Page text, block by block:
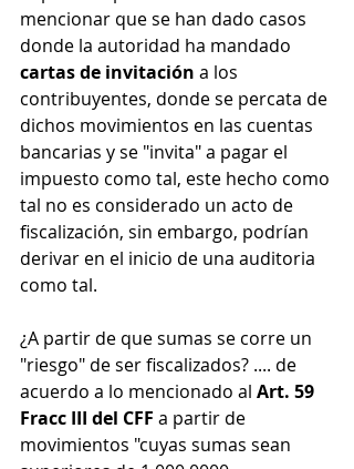
mencionar que se han dado casos
donde la autoridad ha mandado
cartas de invitación a los
contribuyentes, donde se percata de
dichos movimientos en las cuentas
bancarias y se "invita" a pagar el
impuesto como tal, este hecho como
tal no es considerado un acto de
fiscalización, sin embargo, podrían
derivar en el inicio de una auditoria
como tal.
¿A partir de que sumas se corre un
"riesgo" de ser fiscalizados? .... de
acuerdo a lo mencionado al Art. 59
Fracc III del CFF a partir de
movimientos "cuyas sumas sean